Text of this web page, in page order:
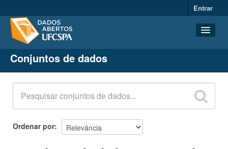
Entrar
Conjuntos de dados
Organizações
Grupos
Sobre
Conjuntos de dados
Ordenar por